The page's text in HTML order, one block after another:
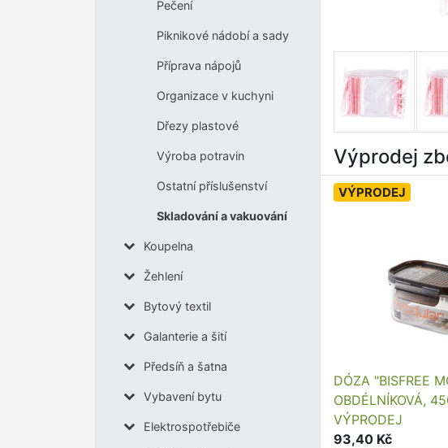
Pečení
Piknikové nádobí a sady
Příprava nápojů
Organizace v kuchyni
Dřezy plastové
Výroba potravin
Ostatní příslušenství
Skladování a vakuování
Koupelna
Žehlení
Bytový textil
Galanterie a šití
Předsíň a šatna
Vybavení bytu
Elektrospotřebiče
Výprodej
VÝPRODEJ
DÓZA "BISFREE
OBDÉLNÍKOVÁ,
VÝPRODEJ
93,40 Kč